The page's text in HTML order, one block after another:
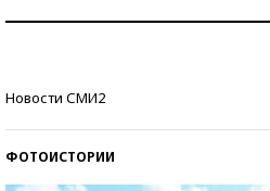
Новости СМИ2
ФОТОИСТОРИИ